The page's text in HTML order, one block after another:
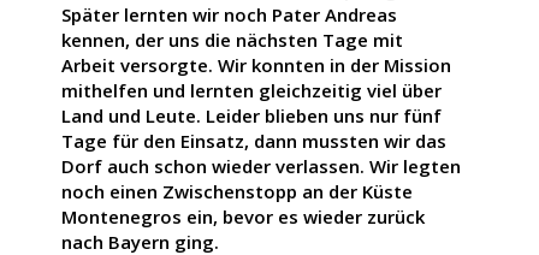
Später lernten wir noch Pater Andreas
kennen, der uns die nächsten Tage mit
Arbeit versorgte. Wir konnten in der Mission
mithelfen und lernten gleichzeitig viel über
Land und Leute. Leider blieben uns nur fünf
Tage für den Einsatz, dann mussten wir das
Dorf auch schon wieder verlassen. Wir legten
noch einen Zwischenstopp an der Küste
Montenegros ein, bevor es wieder zurück
nach Bayern ging.